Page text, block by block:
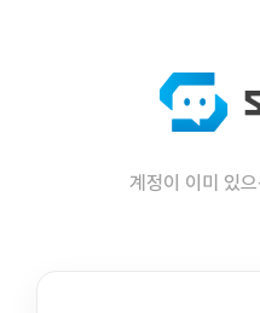
계정이 이미 있